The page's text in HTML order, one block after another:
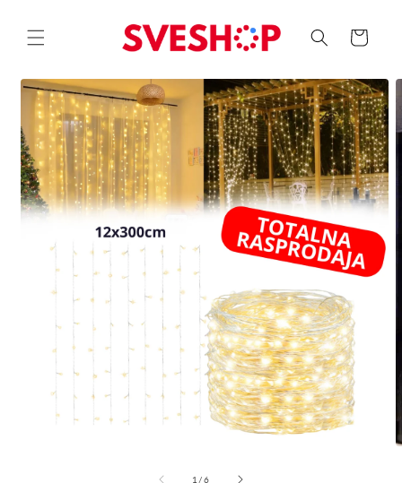
content
Korpa
Skip to
product
information
1 /of
6